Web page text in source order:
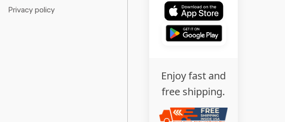
Privacy policy
Enjoy fast and
free shipping.